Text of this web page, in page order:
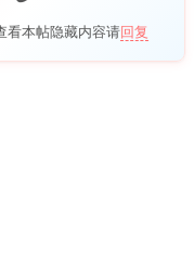
看本帖隐藏内容请回复